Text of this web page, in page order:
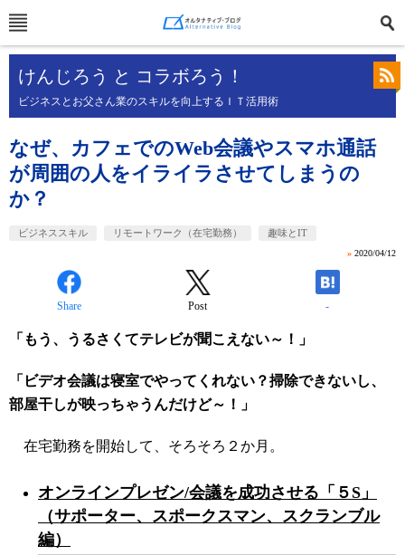
けんじろう と コラボろう！
ビジネスとお父さん業のスキルを向上するＩＴ活用術
なぜ、カフェでのWeb会議やスマホ通話
が周囲の人をイライラさせてしまうの
か？
ビジネススキル リモートワーク（在宅勤務） 趣味とIT
» 2020/04/12
Share Post -
「もう、うるさくてテレビが聞こえない～！」
「ビデオ会議は寝室でやってくれない？掃除できないし、
部屋干しが映っちゃうんだけど～！」
在宅勤務を開始して、そろそろ２か月。
オンラインプレゼン/会議を成功させる「５S」
（サポーター、スポークスマン、スクランブル
編）